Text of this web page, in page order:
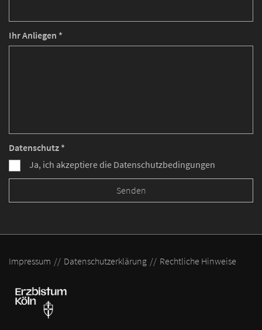
Ihr Anliegen *
Datenschutz *
Ja, ich akzeptiere die Datenschutzbedingungen
Impressum Datenschutzerklärung Rechtliche Hinweise